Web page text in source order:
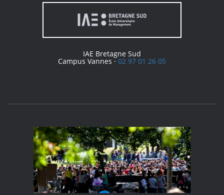
IAE Bretagne Sud
Campus Vannes ·02 97 01 26 05